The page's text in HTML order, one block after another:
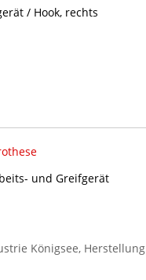
/ Hook, rechts
und Greifgerät
Königsee, Herstellung